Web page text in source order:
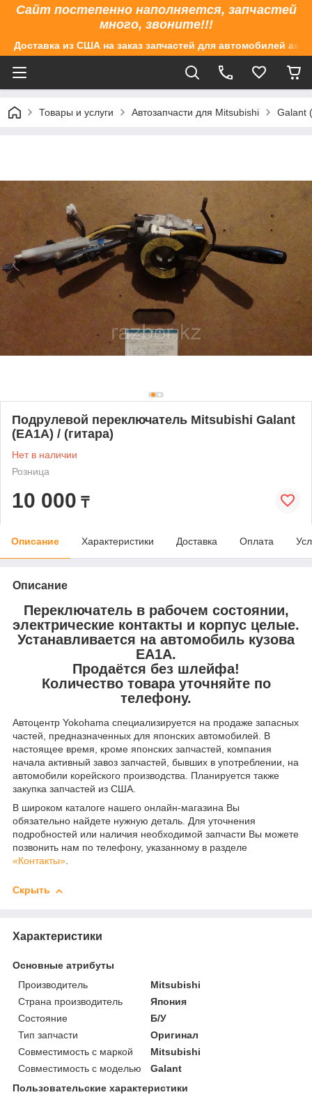
Сайт постепенно наполняется, запчастей
много, звоните!!!
Доставка из США на заказ запчастей для автомобилей
Товары и услуги Автозапчасти для Mitsubishi Galant
Подрулевой переключатель Mitsubishi Galant
(EA1A) / (гитара)
Нет в наличии
Розница
10 000 ₸
Описание Характеристики Доставка Оплата
Описание
Переключатель в рабочем состоянии,
электрические контакты и корпус целые.
Устанавливается на автомобиль кузова
EA1A.
Продаётся без шлейфа!
Количество товара уточняйте по
телефону.
Автоцентр Yokohama специализируется на продаже запасных
частей, предназначенных для японских автомобилей. В
настоящее время, кроме японских запчастей, компания
начала активный завоз запчастей, бывших в употреблении, на
автомобили корейского производства. Планируется также
закупка запчастей из США.
В широком каталоге нашего онлайн-магазина Вы
обязательно найдете нужную деталь. Для уточнения
подробностей или наличия необходимой запчасти Вы можете
позвонить нам по телефону, указанному в разделе
«Контакты».
Скрыть
Характеристики
Основные атрибуты
Производитель
Mitsubishi
Страна производитель
Япония
Состояние
Б/У
Тип запчасти
Оригинал
Совместимость с маркой
Mitsubishi
Совместимость с моделью
Galant
Пользовательские характеристики